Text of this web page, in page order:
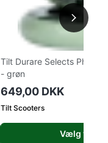
Tilt Durare Selects
- grøn
649,00 DKK
Tilt Scooters
Vælg